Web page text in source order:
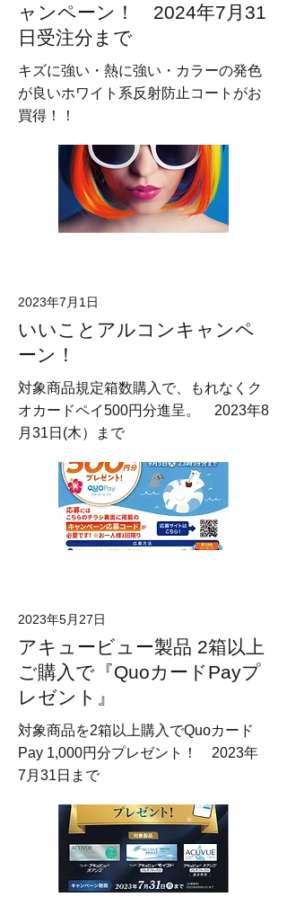
ャンペーン！ 2024年7月31
日受注分まで
キズに強い・熱に強い・カラーの発色
が良いホワイト系反射防止コートがお
買得！！
2023年7月1日
いいことアルコンキャンペ
ーン！
対象商品規定箱数購入で、もれなくク
オカードペイ500円分進呈。 2023年8
月31日(木）まで
2023年5月27日
アキュービュー製品 2箱以上
ご購入で『QuoカードPayプ
レゼント』
対象商品を2箱以上購入でQuoカード
Pay 1,000円分プレゼント！ 2023年
7月31日まで